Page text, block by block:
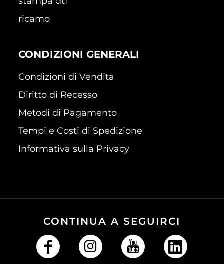
ricamo
CONDIZIONI GENERALI
Condizioni di Vendita
Diritto di Recesso
Metodi di Pagamento
Tempi e Costi di Spedizione
Informativa sulla Privacy
CONTINUA A SEGUIRCI